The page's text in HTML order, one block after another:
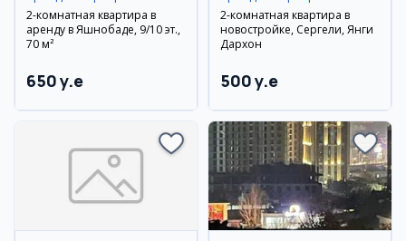
2-комнатная квартира в
аренду в Яшнобаде, 9/10 эт.,
70 м²
650 y.e
2-комнатная квартира в
новостройке, Сергели, Янги
Дархон
500 y.e